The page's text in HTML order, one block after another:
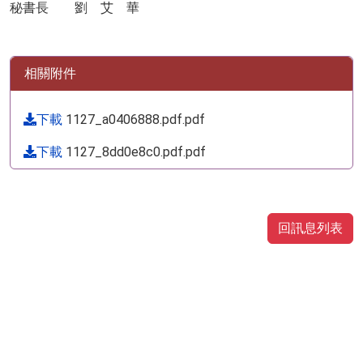
秘書長 劉 艾 華
相關附件
下載 1127_a0406888.pdf.pdf
下載 1127_8dd0e8c0.pdf.pdf
回訊息列表